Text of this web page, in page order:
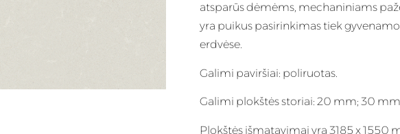
atsparūs dėmėms, mechaniniams
yra puikus pasirinkimas tiek
erdvėse.
Galimi paviršiai: poliruotas.
Galimi plokštės storiai: 20 mm; 30
Plokštės išmatavimai yra 3185 x 1550